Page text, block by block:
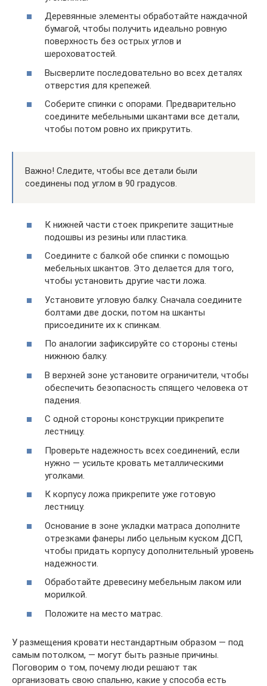
Деревянные элементы обработайте наждачной
бумагой, чтобы получить идеально ровную
поверхность без острых углов и
шероховатостей.
Высверлите последовательно во всех деталях
отверстия для крепежей.
Соберите спинки с опорами. Предварительно
соедините мебельными шкантами все детали,
чтобы потом ровно их прикрутить.
Важно! Следите, чтобы все детали были
соединены под углом в 90 градусов.
К нижней части стоек прикрепите защитные
подошвы из резины или пластика.
Соедините с балкой обе спинки с помощью
мебельных шкантов. Это делается для того,
чтобы установить другие части ложа.
Установите угловую балку. Сначала соедините
болтами две доски, потом на шканты
присоедините их к спинкам.
По аналогии зафиксируйте со стороны стены
нижнюю балку.
В верхней зоне установите ограничители, чтобы
обеспечить безопасность спящего человека от
падения.
С одной стороны конструкции прикрепите
лестницу.
Проверьте надежность всех соединений, если
нужно — усильте кровать металлическими
уголками.
К корпусу ложа прикрепите уже готовую
лестницу.
Основание в зоне укладки матраса дополните
отрезками фанеры либо цельным куском ДСП,
чтобы придать корпусу дополнительный уровень
надежности.
Обработайте древесину мебельным лаком или
морилкой.
Положите на место матрас.
У размещения кровати нестандартным образом — под
самым потолком, — могут быть разные причины.
Поговорим о том, почему люди решают так
организовать свою спальню, какие у способа есть